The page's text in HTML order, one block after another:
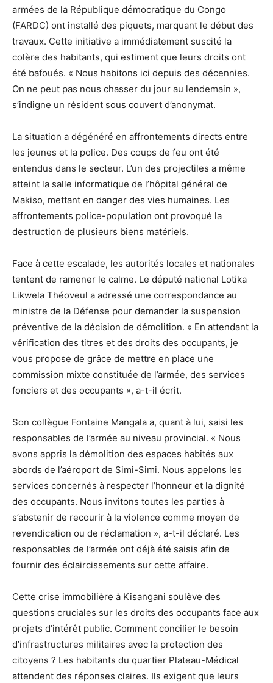
armées de la République démocratique du Congo
(FARDC) ont installé des piquets, marquant le début des
travaux. Cette initiative a immédiatement suscité la
colère des habitants, qui estiment que leurs droits ont
été bafoués. « Nous habitons ici depuis des décennies.
On ne peut pas nous chasser du jour au lendemain »,
s’indigne un résident sous couvert d’anonymat.
La situation a dégénéré en affrontements directs entre
les jeunes et la police. Des coups de feu ont été
entendus dans le secteur. L’un des projectiles a même
atteint la salle informatique de l’hôpital général de
Makiso, mettant en danger des vies humaines. Les
affrontements police-population ont provoqué la
destruction de plusieurs biens matériels.
Face à cette escalade, les autorités locales et nationales
tentent de ramener le calme. Le député national Lotika
Likwela Théoveul a adressé une correspondance au
ministre de la Défense pour demander la suspension
préventive de la décision de démolition. « En attendant la
vérification des titres et des droits des occupants, je
vous propose de grâce de mettre en place une
commission mixte constituée de l’armée, des services
fonciers et des occupants », a-t-il écrit.
Son collègue Fontaine Mangala a, quant à lui, saisi les
responsables de l’armée au niveau provincial. « Nous
avons appris la démolition des espaces habités aux
abords de l’aéroport de Simi-Simi. Nous appelons les
services concernés à respecter l’honneur et la dignité
des occupants. Nous invitons toutes les parties à
s’abstenir de recourir à la violence comme moyen de
revendication ou de réclamation », a-t-il déclaré. Les
responsables de l’armée ont déjà été saisis afin de
fournir des éclaircissements sur cette affaire.
Cette crise immobilière à Kisangani soulève des
questions cruciales sur les droits des occupants face aux
projets d’intérêt public. Comment concilier le besoin
d’infrastructures militaires avec la protection des
citoyens ? Les habitants du quartier Plateau-Médical
attendent des réponses claires. Ils exigent que leurs